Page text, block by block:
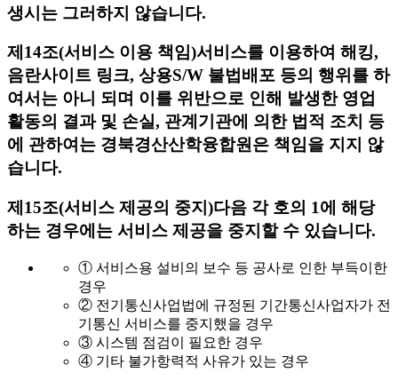
생시는 그러하지 않습니다.
제14조(서비스 이용 책임)서비스를 이용하여 해킹,
음란사이트 링크, 상용S/W 불법배포 등의 행위를 하
여서는 아니 되며 이를 위반으로 인해 발생한 영업
활동의 결과 및 손실, 관계기관에 의한 법적 조치 등
에 관하여는 경북경산산학융합원은 책임을 지지 않
습니다.
제15조(서비스 제공의 중지)다음 각 호의 1에 해당
하는 경우에는 서비스 제공을 중지할 수 있습니다.
① 서비스용 설비의 보수 등 공사로 인한 부득이한
경우
② 전기통신사업법에 규정된 기간통신사업자가 전
기통신 서비스를 중지했을 경우
③ 시스템 점검이 필요한 경우
④ 기타 불가항력적 사유가 있는 경우